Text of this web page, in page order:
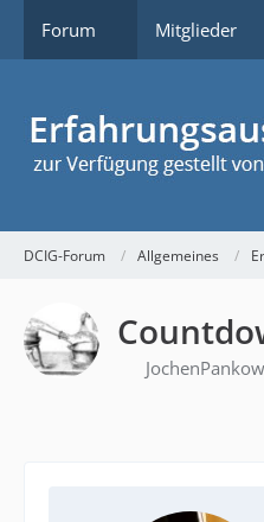
Forum Mitglieder
DCIG-Forum Allgemeines
JochenPankow